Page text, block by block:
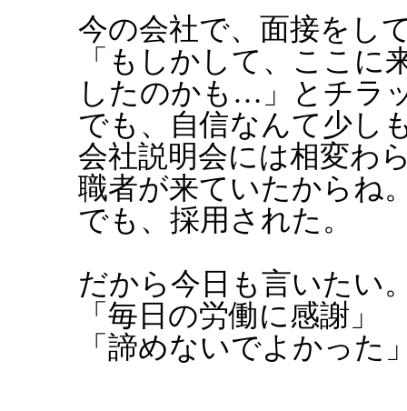
今の会社で、面接をし
「もしかして、ここに
したのかも…」とチラ
でも、自信なんて少し
会社説明会には相変わ
職者が来ていたからね
でも、採用された。
だから今日も言いたい
「毎日の労働に感謝」
「諦めないでよかった